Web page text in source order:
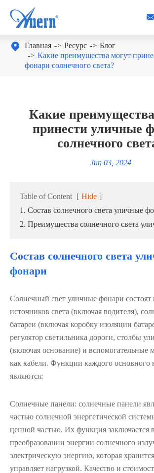

 Главная Ресурс
Блог
Какие преимущества могут
фонари солнечного света?
Какие
принести уличные
солнечного
Jun 03, 2024
Table of Content [ Hide ]
1. Состав солнечного света уличные
2. Преимущества солнечного света
Состав солнечного света
фонари
Солнечный свет уличные фонари состоят
источников света (включая водителя),
батареи (включая коробку изоляции
регулятор светильника дороги, столбы
(включая основание) и вспомогательные
как кабели. Функции каждого основного
являются:
Солнечные панели: солнечные панели
частью солнечной энергетической
ценной частью. Их функция заключается в
преобразовании энергии солнечного
электрическую энергию, которая
управляет нагрузкой. Качество и